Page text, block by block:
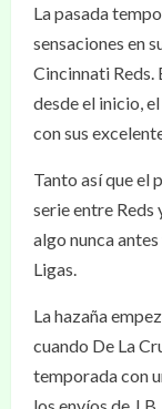
La pasada
sensaciones en
Cincinnati Reds.
desde el inicio,
con sus
Tanto así que el
serie entre
algo nunca
Ligas.
La hazaña
cuando De La
temporada con